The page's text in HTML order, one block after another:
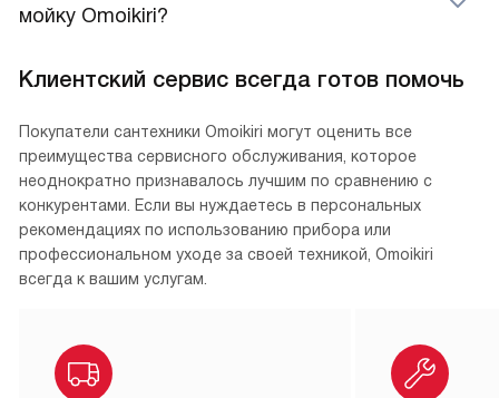
мойку Omoikiri?
Клиентский сервис всегда готов помочь
Покупатели сантехники Omoikiri могут оценить все
преимущества сервисного обслуживания, которое
неоднократно признавалось лучшим по сравнению с
конкурентами. Если вы нуждаетесь в персональных
рекомендациях по использованию прибора или
профессиональном уходе за своей техникой, Omoikiri
всегда к вашим услугам.